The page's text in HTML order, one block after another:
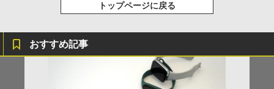
トップページに戻る
おすすめ記事